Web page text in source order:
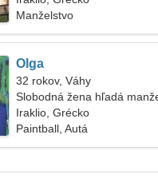
Manželstvo
Olga
32 rokov, Váhy
Slobodná žena hľadá
Iraklio, Grécko
Paintball, Autá